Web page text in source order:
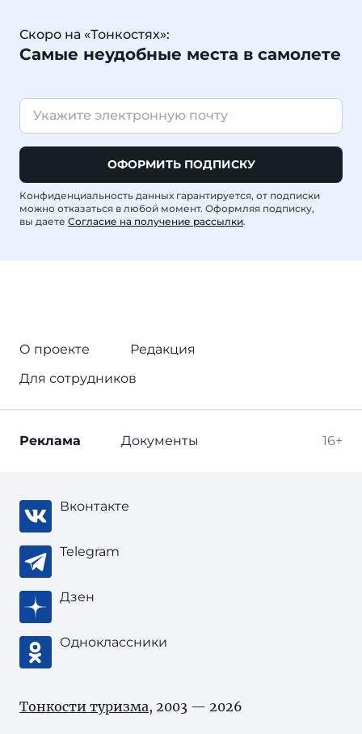
Скоро на «Тонкостях»:
Самые неудобные места в самолете
ОФОРМИТЬ ПОДПИСКУ
Конфиденциальность данных гарантируется, от подписки
можно отказаться в любой момент. Оформляя подписку,
вы даете Согласие на получение рассылки.
О проекте
Редакция
Для сотрудников
16+
Реклама Документы
Вконтакте
Telegram
Дзен
Одноклассники
Тонкости туризма, 2003 — 2026